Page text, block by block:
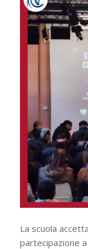
La scuola
partecipazione